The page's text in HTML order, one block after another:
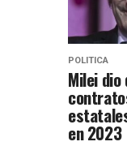
POLITICA
Milei dio
en 2023